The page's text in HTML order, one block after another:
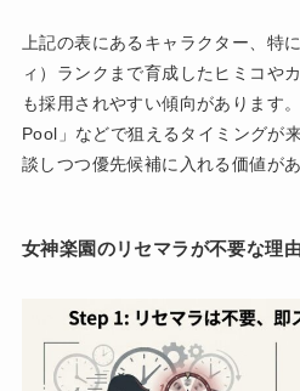
上記の表にあるキャラクター、特
ィ）ランクまで育成したヒミコや
も採用されやすい傾向があります
Pool」などで狙えるタイミングが
談しつつ優先候補に入れる価値があ
女神楽園のリセマラが不要な理由